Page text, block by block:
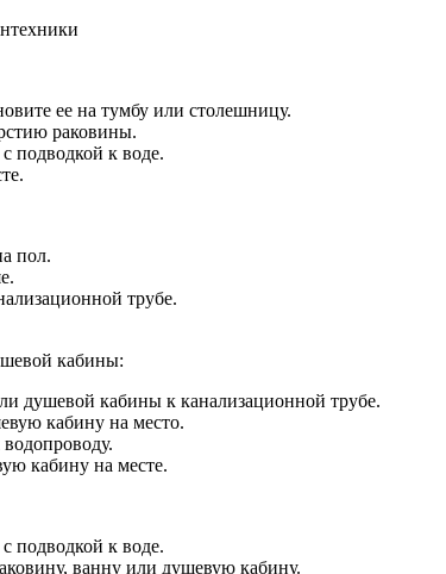
ее на тумбу или столешницу.
раковины.
подводкой к воде.
пол.
трубе.
кабины:
душевой кабины к канализационной трубе.
кабину на место.
кабину на месте.
подводкой к воде.
ванну или душевую кабину.